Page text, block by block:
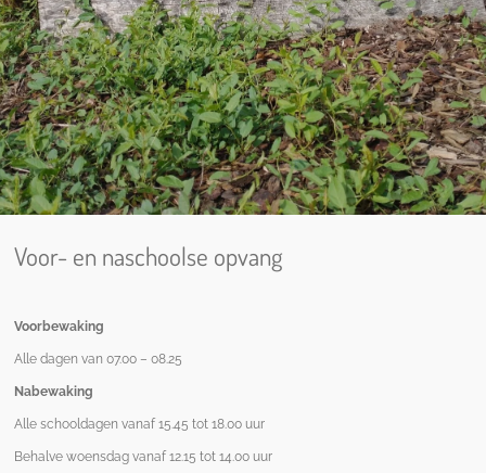
Voor- en naschoolse opvang
Voorbewaking
Alle dagen van 07.00 – 08.25
Nabewaking
Alle schooldagen vanaf 15.45 tot 18.00 uur
Behalve woensdag vanaf 12.15 tot 14.00 uur